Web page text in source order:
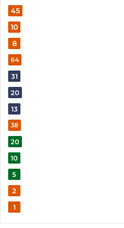
45
10
8
64
31
20
13
38
20
10
5
2
1